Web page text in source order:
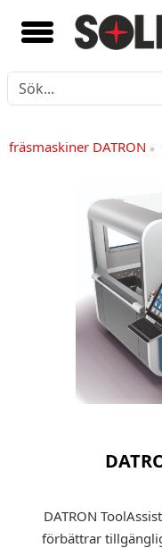
fräsmaskiner DATRON»
DATRON
förbättrar